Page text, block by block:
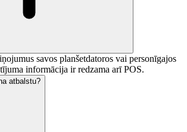
savos planšetdatoros vai personīgajos
informācija ir redzama arī POS.
atbalstu?